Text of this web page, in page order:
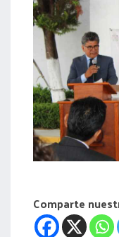
Comparte
acciones
aclaración
acreditación